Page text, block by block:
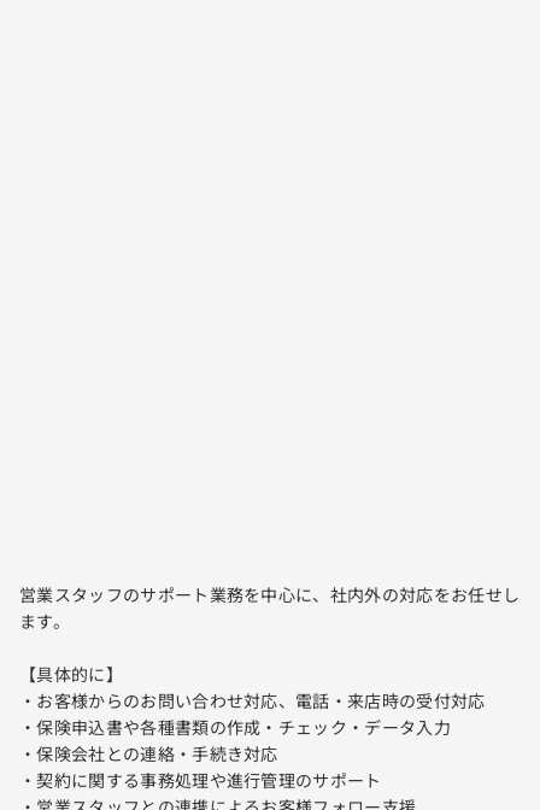
営業スタッフのサポート業務を中心に、社内外の対応をお任せし
ます。
【具体的に】
・お客様からのお問い合わせ対応、電話・来店時の受付対応
・保険申込書や各種書類の作成・チェック・データ入力
・保険会社との連絡・手続き対応
・契約に関する事務処理や進行管理のサポート